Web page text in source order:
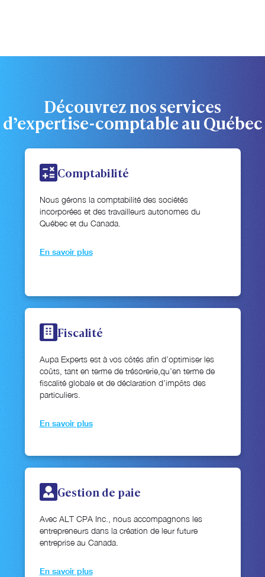
Découvrez nos services
d’expertise-comptable au Québec
Comptabilité
Nous gérons la comptabilité des sociétés
incorporées et des travailleurs autonomes du
Québec et du Canada.
En savoir plus
Fiscalité
Aupa Experts est à vos côtés afin d’optimiser les
coûts, tant en terme de trésorerie,qu’en terme de
fiscalité globale et de déclaration d’impôts des
particuliers.
En savoir plus
Gestion de paie
Avec ALT CPA Inc., nous accompagnons les
entrepreneurs dans la création de leur future
entreprise au Canada.
En savoir plus